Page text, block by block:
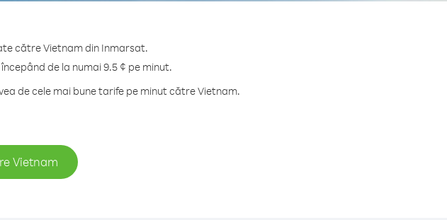
către Vietnam din Inmarsat.
de la numai 9.5 ¢ pe minut.
de cele mai bune tarife pe minut către Vietnam.
Vietnam